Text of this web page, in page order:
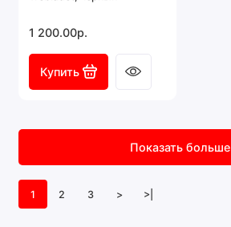
1 200.00р.
Купить
1 2 3 > >|
Показать больше